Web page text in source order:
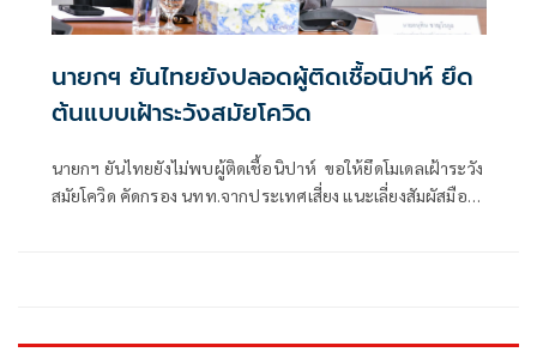
นายกฯ ยันไทยยังปลอดผู้ติดเชื้อนิปาห์ ยึด
ต้นแบบเฝ้าระวังสมัยโควิด
นายกฯ ยันไทยยังไม่พบผู้ติดเชื้อนิปาห์ ขอให้ยึดโมเดลเฝ้าระวัง
สมัยโควิด คัดกรอง นทท.จากประเทศเสี่ยง แนะเลี่ยงสัมผัสมือ